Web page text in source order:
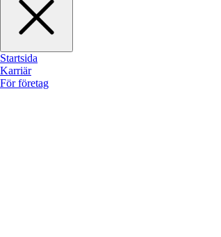
Startsida
Karriär
För företag